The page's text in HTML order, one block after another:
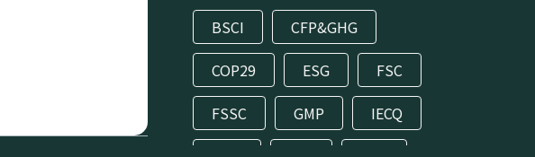
BSCI
CFP&GHG
COP29
ESG
FSC
FSSC
GMP
IECQ